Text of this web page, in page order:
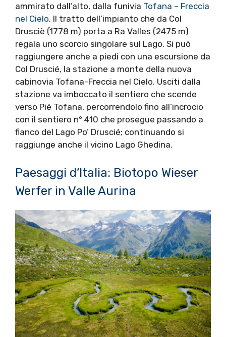
ammirato dall’alto, dalla funivia Tofana – Freccia
nel Cielo. Il tratto dell’impianto che da Col
Drusciè (1778 m) porta a Ra Valles (2475 m)
regala uno scorcio singolare sul Lago. Si può
raggiungere anche a piedi con una escursione da
Col Druscié, la stazione a monte della nuova
cabinovia Tofana-Freccia nel Cielo. Usciti dalla
stazione va imboccato il sentiero che scende
verso Pié Tofana, percorrendolo fino all’incrocio
con il sentiero n° 410 che prosegue passando a
fianco del Lago Po’ Druscié; continuando si
raggiunge anche il vicino Lago Ghedina.
Paesaggi d’Italia: Biotopo Wieser
Werfer in Valle Aurina